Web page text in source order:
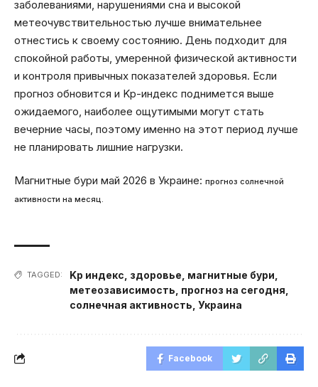
заболеваниями, нарушениями сна и высокой
метеочувствительностью лучше внимательнее
отнестись к своему состоянию. День подходит для
спокойной работы, умеренной физической активности
и контроля привычных показателей здоровья. Если
прогноз обновится и Kp-индекс поднимется выше
ожидаемого, наиболее ощутимыми могут стать
вечерние часы, поэтому именно на этот период лучше
не планировать лишние нагрузки.
Магнитные бури май 2026 в Украине: прогноз солнечной
активности на месяц.
TAGGED: Kp индекс здоровье магнитные бури
метеозависимость прогноз на сегодня
солнечная активность Украина
Facebook